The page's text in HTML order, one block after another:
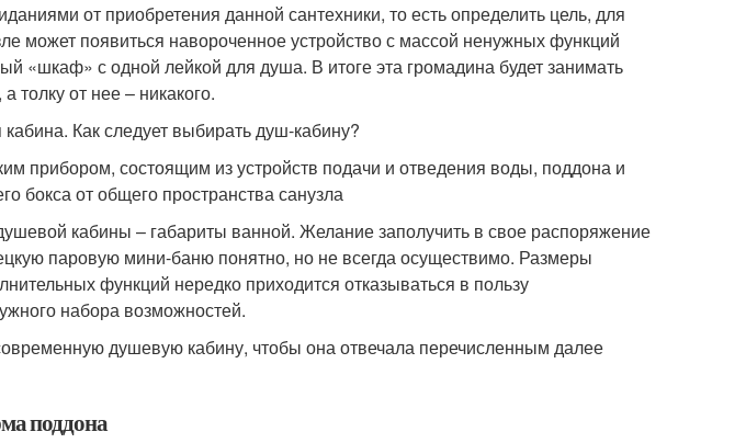
от приобретения данной сантехники, то есть определить цель, для
может появиться навороченное устройство с массой ненужных функций
«шкаф» с одной лейкой для душа. В итоге эта громадина будет занимать
толку от нее – никакого.
прибором, состоящим из устройств подачи и отведения воды, поддона и
бокса от общего пространства санузла
кабины – габариты ванной. Желание заполучить в свое распоряжение
паровую мини-баню понятно, но не всегда осуществимо. Размеры
функций нередко приходится отказываться в пользу
набора возможностей.
душевую кабину, чтобы она отвечала перечисленным далее
поддона